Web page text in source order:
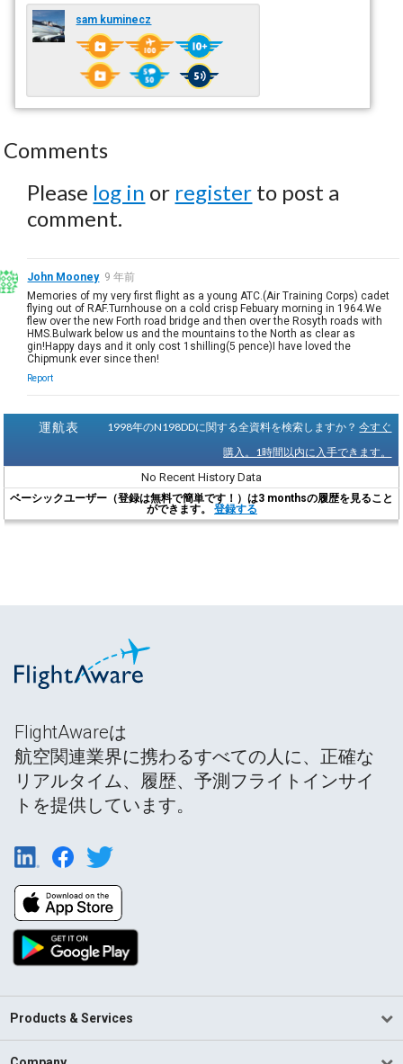
sam kuminecz
Comments
Please log in or register to post a
comment.
John Mooney 9 年前
Memories of my very first flight as a young ATC.(Air Training Corps) cadet
flying out of RAF.Turnhouse on a cold crisp Febuary morning in 1964.We
flew over the new Forth road bridge and then over the Rosyth roads with
HMS.Bulwark below us and the mountains to the North as clear as
gin!Happy days and it only cost 1shilling(5 pence)I have loved the
Chipmunk ever since then!
Report
運航表 1998年のN198DDに関する全資料を検索しますか？今すぐ
購入。1時間以内に入手できます。
No Recent History Data
ベーシックユーザー（登録は無料で簡単です！）は3 monthsの履歴を見ること
ができます。 登録する
FlightAwareは
航空関連業界に携わるすべての人に、正確な
リアルタイム、履歴、予測フライトインサイ
トを提供しています。
Products & Services